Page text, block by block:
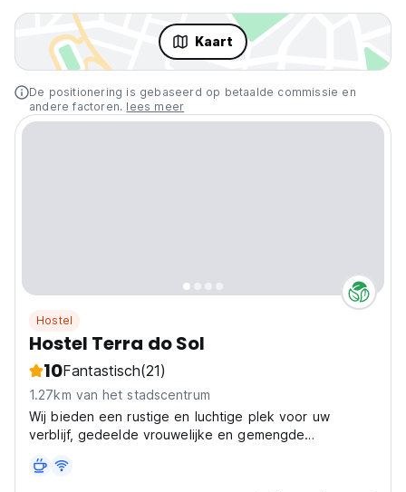
Kaart
De positionering is gebaseerd op betaalde commissie en
andere factoren. lees meer
Hostel
Hostel Terra do Sol
10Fantastisch(21)
1.27km van het stadscentrum
Wij bieden een rustige en luchtige plek voor uw
verblijf, gedeelde vrouwelijke en gemengde